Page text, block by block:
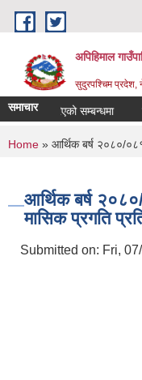
Skip to main content
अपिहिमाल
सुदुरपश्चिम प्रदेश,
समाचारगरिएको सम्बन्धमा
You are
Home » आर्थिक बर्ष २०८०/
आर्थिक बर्ष
मासिक प्रगति
Submitted on: Fri,